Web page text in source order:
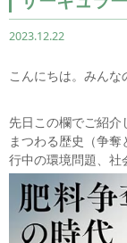
2023.12.22
こんにちは。みんな
先日この欄でご紹
まつわる歴史（争
行中の環境問題、社